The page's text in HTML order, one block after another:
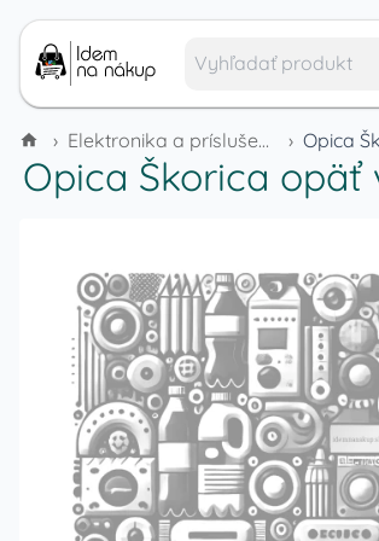
› Elektronika a príslušenstvo ›
Opica Škorica opäť